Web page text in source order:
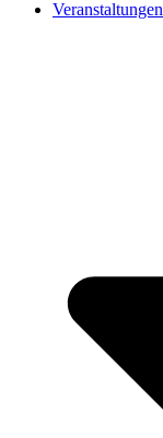
Veranstaltungen